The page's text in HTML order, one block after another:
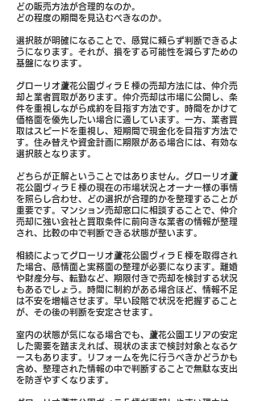
どの販売方法が合理的なのか。
どの程度の期間を見込むべきなのか。
選択肢が明確になることで、感覚に頼らず判断できるよ
うになります。それが、損をする可能性を減らすための
基盤になります。
グローリオ蘆花公園ヴィラＥ棟の売却方法には、仲介売
却と業者買取があります。仲介売却は市場に公開し、条
件を重視しながら成約を目指す方法です。時間をかけて
価格面を優先したい場合に適しています。一方、業者買
取はスピードを重視し、短期間で現金化を目指す方法で
す。住み替えや資金計画に期限がある場合には、有効な
選択肢となります。
どちらが正解ということではありません。グローリオ蘆
花公園ヴィラＥ棟の現在の市場状況とオーナー様の事情
を照らし合わせ、どの選択が合理的かを整理することが
重要です。マンション売却窓口に相談することで、仲介
売却に強い会社と買取条件に前向きな業者の情報が整理
され、比較の中で判断できる状態が整います。
相続によってグローリオ蘆花公園ヴィラＥ棟を取得され
た場合、感情面と実務面の整理が必要になります。離婚
や財産分与、転勤など、期限付きで売却を検討する状況
もあるでしょう。時間に制約がある場合ほど、情報不足
は不安を増幅させます。早い段階で状況を把握すること
が、その後の判断を安定させます。
室内の状態が気になる場合でも、蘆花公園エリアの安定
した需要を踏まえれば、現状のままで検討対象となるケ
ースもあります。リフォームを先に行うべきかどうかも
含め、整理された情報の中で判断することで無駄な支出
を防ぎやすくなります。